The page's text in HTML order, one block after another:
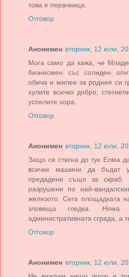
това е перачница.
Отговор
Анонимен вторник, 12 юли,
Мога само да кажа, че
бизнесмен със солиден
обича и милее за родния си
хулите всичко добро,
успелите хора.
Отговор
Анонимен вторник, 12 юли,
Защо се стигна до тук Елма
всички машини да бъдат
предадени също за скраб.
разрушени по най-
желязото. Сега площадката
зловеща гледка. Няма
административната сграда, а
Отговор
Анонимен вторник, 12 юли,